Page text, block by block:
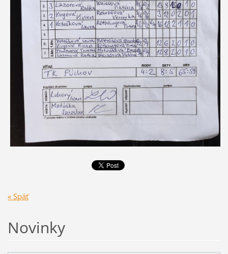
« Späť
Novinky